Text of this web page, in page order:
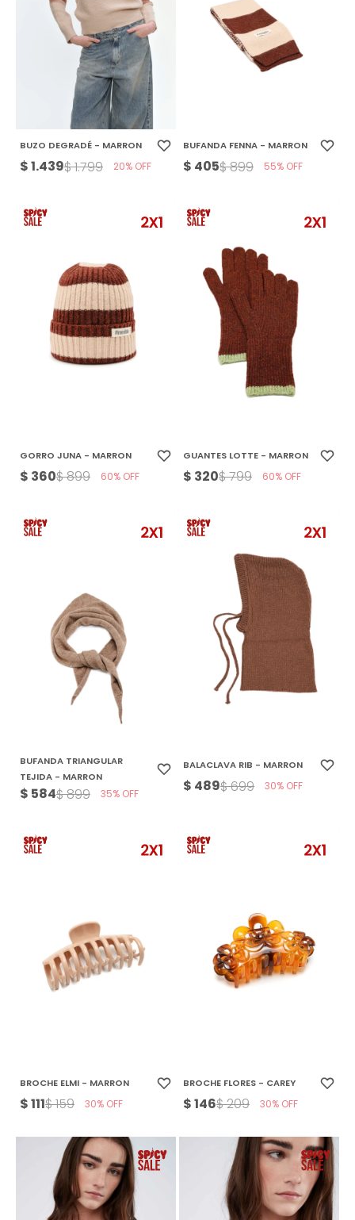
BUZO DEGRADÉ - MARRON
$1.439$1.799 20
BUFANDA FENNA - MARRON
$ 405$899 55
GORRO JUNA - MARRON
$ 360$899 60
GUANTES LOTTE - MARRON
$ 320$799 60
BUFANDA TRIANGULAR
TEJIDA - MARRON
$ 584$899 35
BALACLAVA RIB - MARRON
$ 489$699 30
BROCHE ELMI - MARRON
$111$159 30
BROCHE FLORES - CAREY
$146$209 30